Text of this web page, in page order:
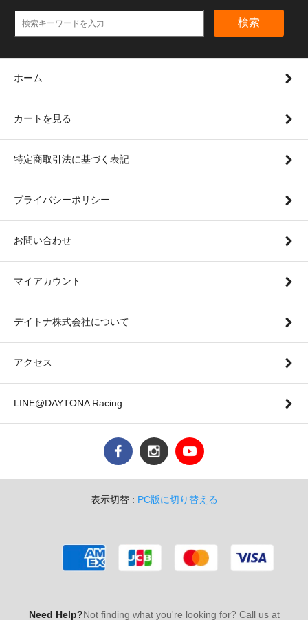
検索
ホーム
カートを見る
特定商取引法に基づく表記
プライバシーポリシー
お問い合わせ
マイアカウント
デイトナ株式会社について
アクセス
LINE@DAYTONA Racing
表示切替 : PC版に切り替える
Need Help?Not finding what you're looking for? Call us at